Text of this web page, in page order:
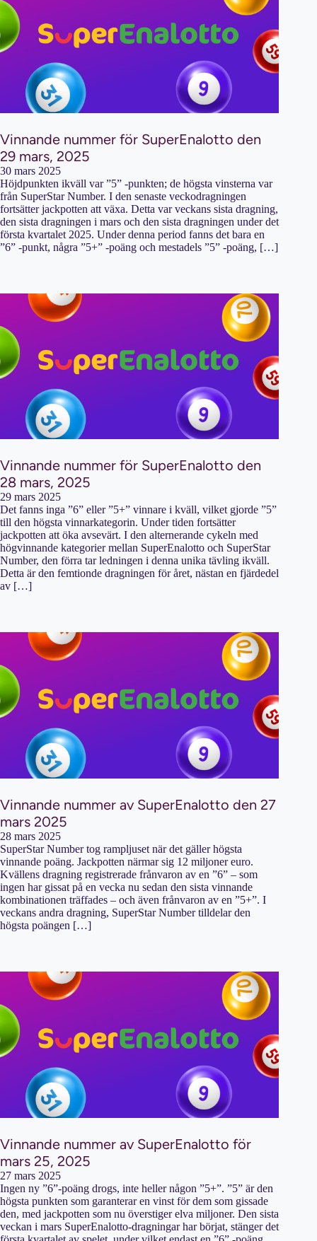
Vinnande nummer för SuperEnalotto den
29 mars, 2025
30 mars 2025
Höjdpunkten ikväll var ”5” -punkten; de högsta vinsterna var
från SuperStar Number. I den senaste veckodragningen
fortsätter jackpotten att växa. Detta var veckans sista dragning,
den sista dragningen i mars och den sista dragningen under det
första kvartalet 2025. Under denna period fanns det bara en
”6” -punkt, några ”5+” -poäng och mestadels ”5” -poäng, […]
Vinnande nummer för SuperEnalotto den
28 mars, 2025
29 mars 2025
Det fanns inga ”6” eller ”5+” vinnare i kväll, vilket gjorde ”5”
till den högsta vinnarkategorin. Under tiden fortsätter
jackpotten att öka avsevärt. I den alternerande cykeln med
högvinnande kategorier mellan SuperEnalotto och SuperStar
Number, den förra tar ledningen i denna unika tävling ikväll.
Detta är den femtionde dragningen för året, nästan en fjärdedel
av […]
Vinnande nummer av SuperEnalotto den 27
mars 2025
28 mars 2025
SuperStar Number tog rampljuset när det gäller högsta
vinnande poäng. Jackpotten närmar sig 12 miljoner euro.
Kvällens dragning registrerade frånvaron av en ”6” – som
ingen har gissat på en vecka nu sedan den sista vinnande
kombinationen träffades – och även frånvaron av en ”5+”. I
veckans andra dragning, SuperStar Number tilldelar den
högsta poängen […]
Vinnande nummer av SuperEnalotto för
mars 25, 2025
27 mars 2025
Ingen ny ”6”-poäng drogs, inte heller någon ”5+”. ”5” är den
högsta punkten som garanterar en vinst för dem som gissade
den, med jackpotten som nu överstiger elva miljoner. Den sista
veckan i mars SuperEnalotto-dragningar har börjat, stänger det